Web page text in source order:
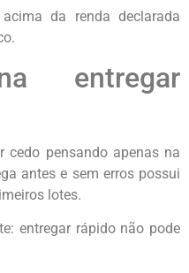
da renda declarada
entregar
cedo pensando apenas na
antes e sem erros possui
lotes.
entregar rápido não pode